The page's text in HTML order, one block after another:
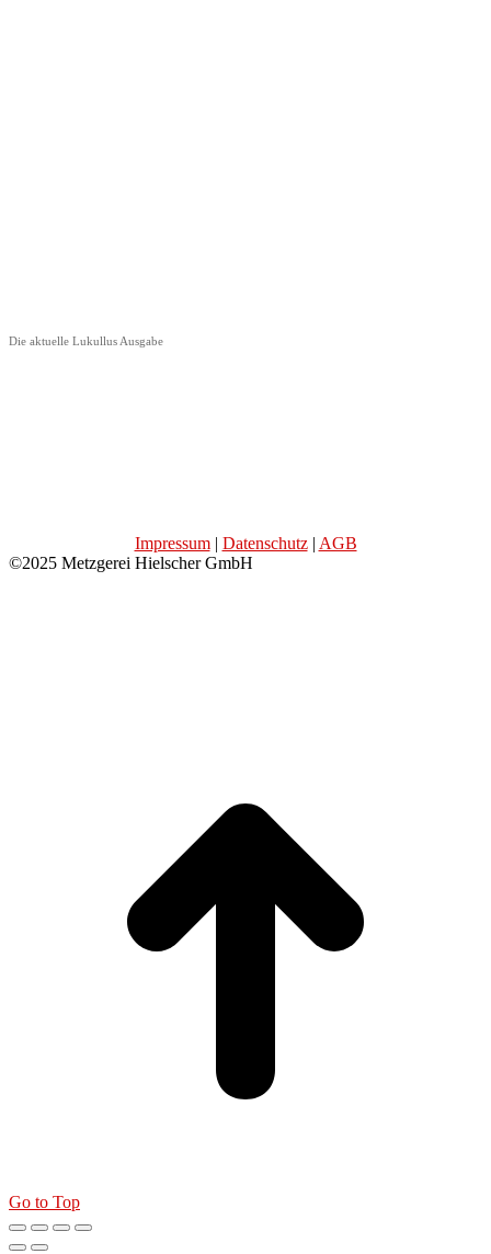
Die aktuelle Lukullus Ausgabe
Impressum| Datenschutz| AGB
©2025 Metzgerei Hielscher GmbH
Go to Top